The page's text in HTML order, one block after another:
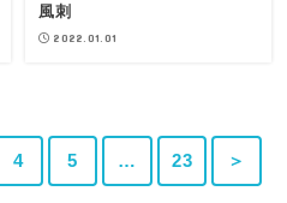
風刺
2022.01.01
4 5 … 23 ＞